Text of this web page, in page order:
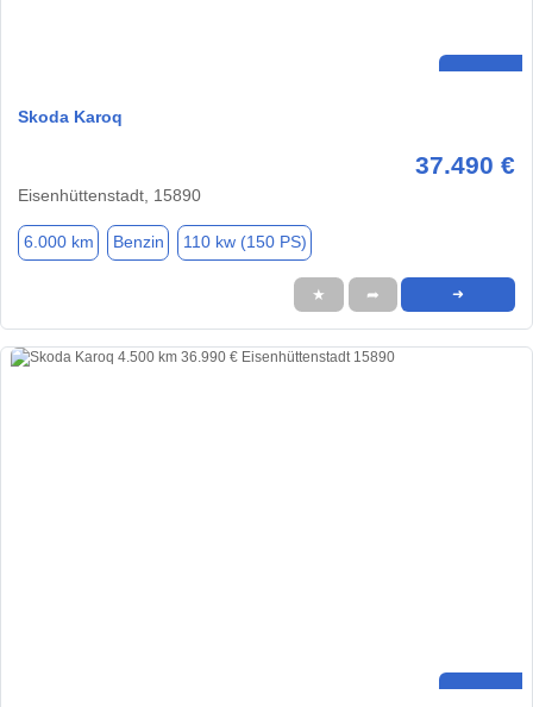
Skoda Karoq
37.490 €
Eisenhüttenstadt, 15890
6.000 km Benzin 110 kw (150 PS)
★ ➦ ➜